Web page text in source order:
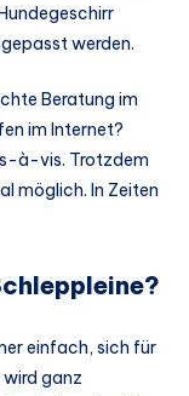
werden.
Beratung im
im Internet?
à-vis. Trotzdem
möglich. In Zeiten
einfach, sich für
ganz